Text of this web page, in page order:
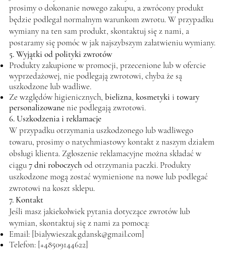
prosimy o dokonanie nowego zakupu, a zwrócony produkt
będzie podlegał normalnym warunkom zwrotu. W przypadku
wymiany na ten sam produkt, skontaktuj się z nami, a
postaramy się pomóc w jak najszybszym załatwieniu wymiany.
5. Wyjątki od polityki zwrotów
Produkty zakupione w promocji, przecenione lub w ofercie
wyprzedażowej, nie podlegają zwrotowi, chyba że są
uszkodzone lub wadliwe.
Ze względów higienicznych, bielizna, kosmetyki i towary
personalizowanenie podlegają zwrotowi.
6. Uszkodzenia i reklamacje
W przypadku otrzymania uszkodzonego lub wadliwego
towaru, prosimy o natychmiastowy kontakt z naszym działem
obsługi klienta. Zgłoszenie reklamacyjne można składać w
ciągu7 dni roboczych od otrzymania paczki. Produkty
uszkodzone mogą zostać wymienione na nowe lub podlegać
zwrotowi na koszt sklepu.
7. Kontakt
Jeśli masz jakiekolwiek pytania dotyczące zwrotów lub
wymian, skontaktuj się z nami za pomocą:
Email: [bialywieszak.gdansk@gmail.com]
Telefon: [+48509144622]